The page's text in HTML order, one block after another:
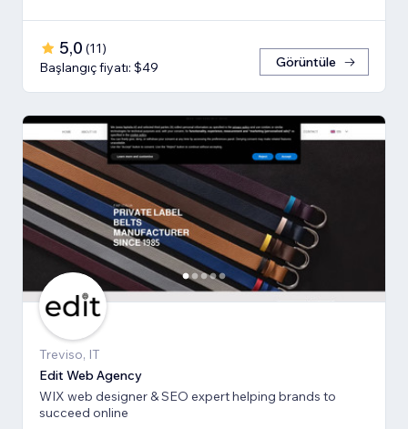
5,0 (11)
Başlangıç fiyatı: $49
Görüntüle
Treviso, IT
Edit Web Agency
WIX web designer & SEO expert helping brands to
succeed online